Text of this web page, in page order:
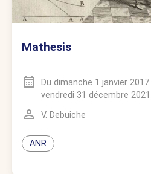
Mathesis
Du dimanche 1 janvier 2017
vendredi 31 décembre 2021
V. Debuiche
ANR